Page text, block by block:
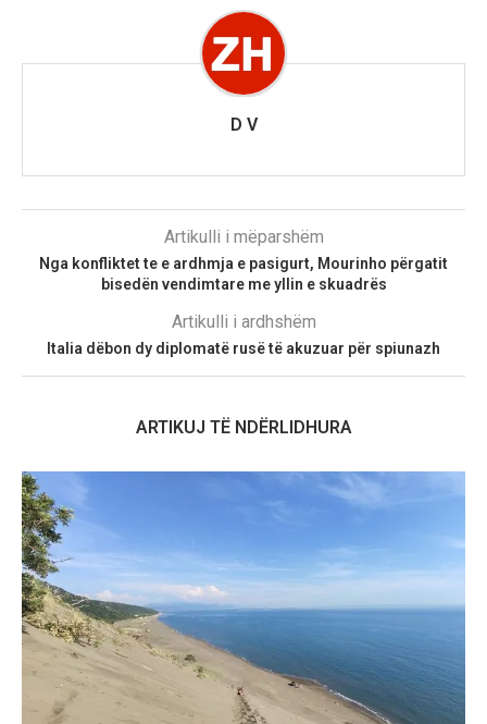
D V
Artikulli i mëparshëm
Nga konfliktet te e ardhmja e pasigurt, Mourinho përgatit
bisedën vendimtare me yllin e skuadrës
Artikulli i ardhshëm
Italia dëbon dy diplomatë rusë të akuzuar për spiunazh
ARTIKUJ TË NDËRLIDHURA